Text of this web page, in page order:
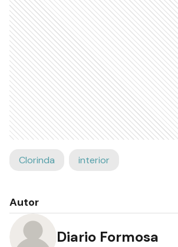
Clorinda interior
Autor
Diario Formosa